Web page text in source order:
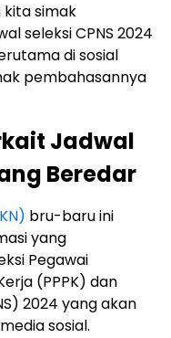
simak
seleksi CPNS 2024
di sosial
pembahasannya
Jadwal
Beredar
bru-baru ini
yang
Pegawai
(PPPK) dan
2024 yang akan
sosial.